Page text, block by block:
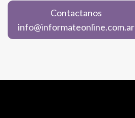
Contactanos
info@informateonline.com.ar